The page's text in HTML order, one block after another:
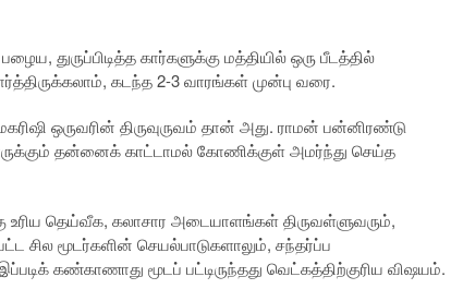
துருப்பிடித்த கார்களுக்கு மத்தியில் ஒரு பீடத்தில்
கடந்த 2-3 வாரங்கள் முன்பு வரை.
ஒருவரின் திருவுருவம் தான் அது. ராமன் பன்னிரண்டு
தன்னைக் காட்டாமல் கோணிக்குள் அமர்ந்து செய்த
உரிய தெய்வீக, கலாசார அடையாளங்கள் திருவள்ளுவரும்,
சில மூடர்களின் செயல்பாடுகளாலும், சந்தர்ப்ப
கண்காணாது மூடப் பட்டிருந்தது வெட்கத்திற்குரிய விஷயம்.